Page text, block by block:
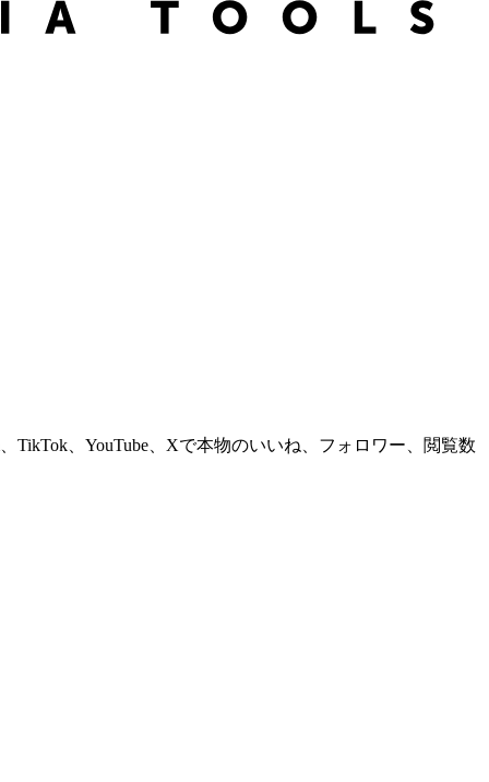
TikTok、YouTube、Xで本物のいいね、フォロワー、閲覧数